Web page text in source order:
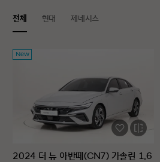
전체 현대 제네시스
New
2024 더 뉴 아반떼(CN7) 가솔린 1.6